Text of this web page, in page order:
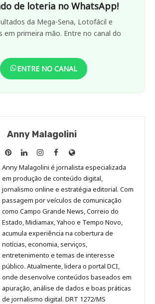
de loteria no WhatsApp!
da Mega-Sena, Lotofácil e
em primeira mão. Entre no canal do
ENTRE NO CANAL
Anny Malagolini
Anny
Malagolini
no
Pinterest
Anny
Malagolini
no
LinkedIn
Anny
Malagolini
no
Instagram
Anny
Malagolini
no
Facebook
Site
de
Anny
Malagolini
Anny Malagolini é jornalista especializada
em produção de conteúdo digital,
jornalismo online e estratégia editorial. Com
passagem por veículos de comunicação
como Campo Grande News, Correio do
Estado, Midiamax, Yahoo e Tempo Novo,
acumula experiência na cobertura de
notícias, economia, serviços,
entretenimento e temas de interesse
público. Atualmente, lidera o portal DCI,
onde desenvolve conteúdos baseados em
apuração, análise de dados e boas práticas
de jornalismo digital. DRT 1272/MS